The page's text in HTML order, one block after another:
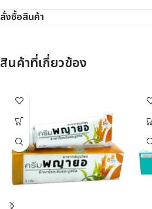
สั่งซื้อสินค้า
สินค้าที่เกี่ยวข้อง